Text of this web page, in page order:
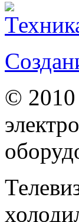
© 2010